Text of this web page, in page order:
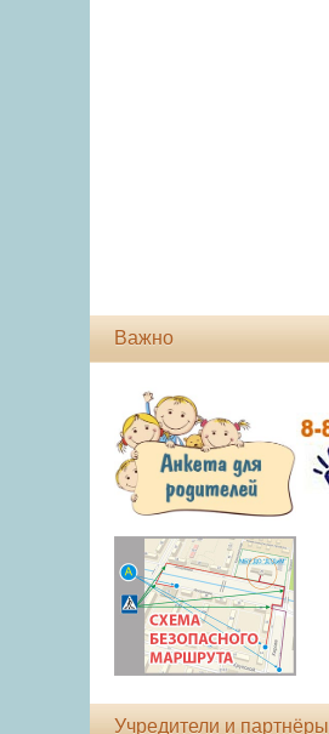
Важно
Учредители и партнёры